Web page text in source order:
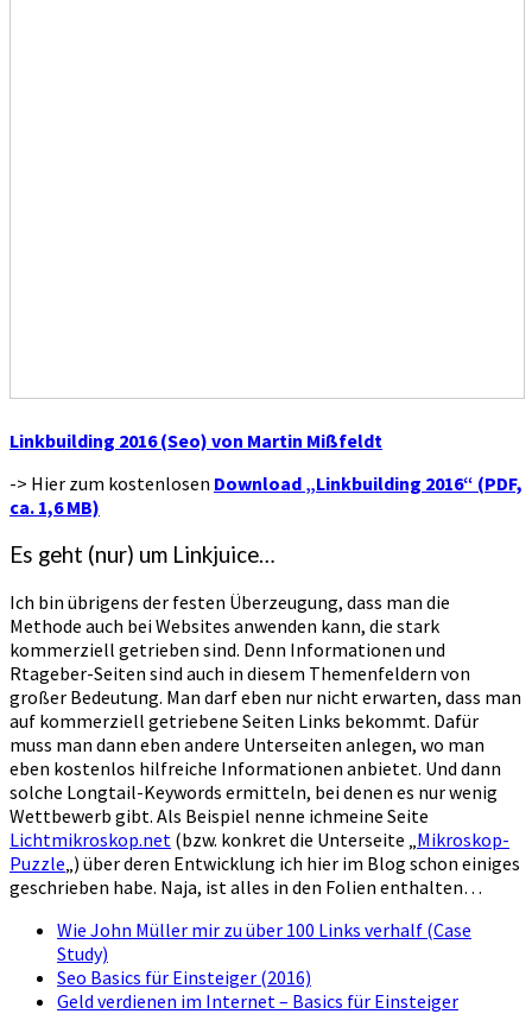
Linkbuilding 2016 (Seo) von Martin Mißfeldt
-> Hier zum kostenlosen Download „Linkbuilding 2016“ (PDF,
ca. 1,6 MB)
Es geht (nur) um Linkjuice…
Ich bin übrigens der festen Überzeugung, dass man die
Methode auch bei Websites anwenden kann, die stark
kommerziell getrieben sind. Denn Informationen und
Rtageber-Seiten sind auch in diesem Themenfeldern von
großer Bedeutung. Man darf eben nur nicht erwarten, dass man
auf kommerziell getriebene Seiten Links bekommt. Dafür
muss man dann eben andere Unterseiten anlegen, wo man
eben kostenlos hilfreiche Informationen anbietet. Und dann
solche Longtail-Keywords ermitteln, bei denen es nur wenig
Wettbewerb gibt. Als Beispiel nenne ichmeine Seite
Lichtmikroskop.net (bzw. konkret die Unterseite „ Mikroskop-
Puzzle „) über deren Entwicklung ich hier im Blog schon einiges
geschrieben habe. Naja, ist alles in den Folien enthalten…
Wie John Müller mir zu über 100 Links verhalf (Case
Study)
Seo Basics für Einsteiger (2016)
Geld verdienen im Internet – Basics für Einsteiger